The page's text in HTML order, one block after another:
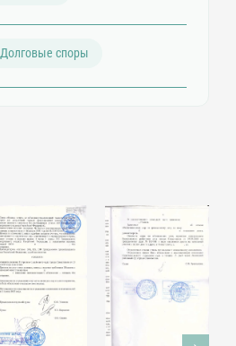
Долговые споры